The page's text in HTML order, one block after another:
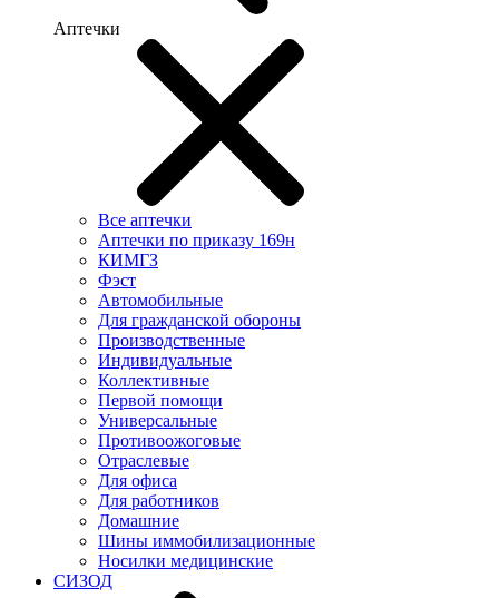
Аптечки
Все аптечки
Аптечки по приказу 169н
КИМГЗ
Фэст
Автомобильные
Для гражданской обороны
Производственные
Индивидуальные
Коллективные
Первой помощи
Универсальные
Противоожоговые
Отраслевые
Для офиса
Для работников
Домашние
Шины иммобилизационные
Носилки медицинские
СИЗОД